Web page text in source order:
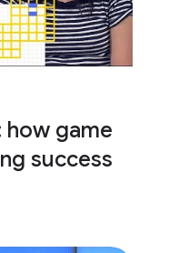
how game
success